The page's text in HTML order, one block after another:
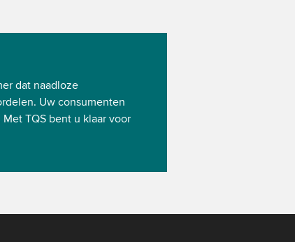
dat naadloze
Uw consumenten
TQS bent u klaar voor